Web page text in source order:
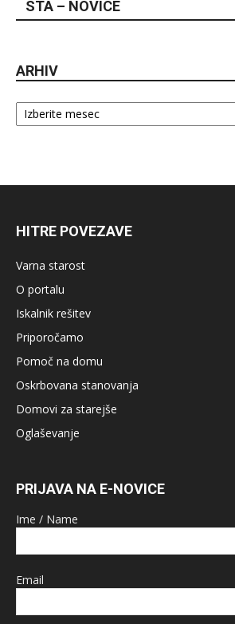
STA – NOVICE
ARHIV
Arhiv
HITRE POVEZAVE
Varna starost
O portalu
Iskalnik rešitev
Priporočamo
Pomoč na domu
Oskrbovana stanovanja
Domovi za starejše
Oglaševanje
PRIJAVA NA E-NOVICE
Ime / Name
Email